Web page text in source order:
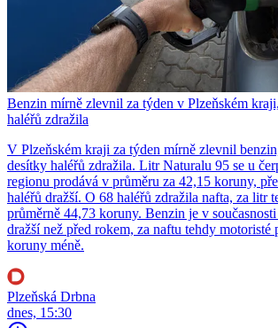
Benzin mírně zlevnil za týden v Plzeňském
haléřů zdražila
V Plzeňském kraji za týden mírně zlevnil
desítky haléřů zdražila. Litr Naturalu 95 se u
regionu prodává v průměru za 42,15 koruny,
haléřů dražší. O 68 haléřů zdražila nafta, za litr
průměrně 44,73 koruny. Benzin je v
dražší než před rokem, za naftu tehdy motoristé
koruny méně.
Plzeňská Drbna
dnes, 15:30